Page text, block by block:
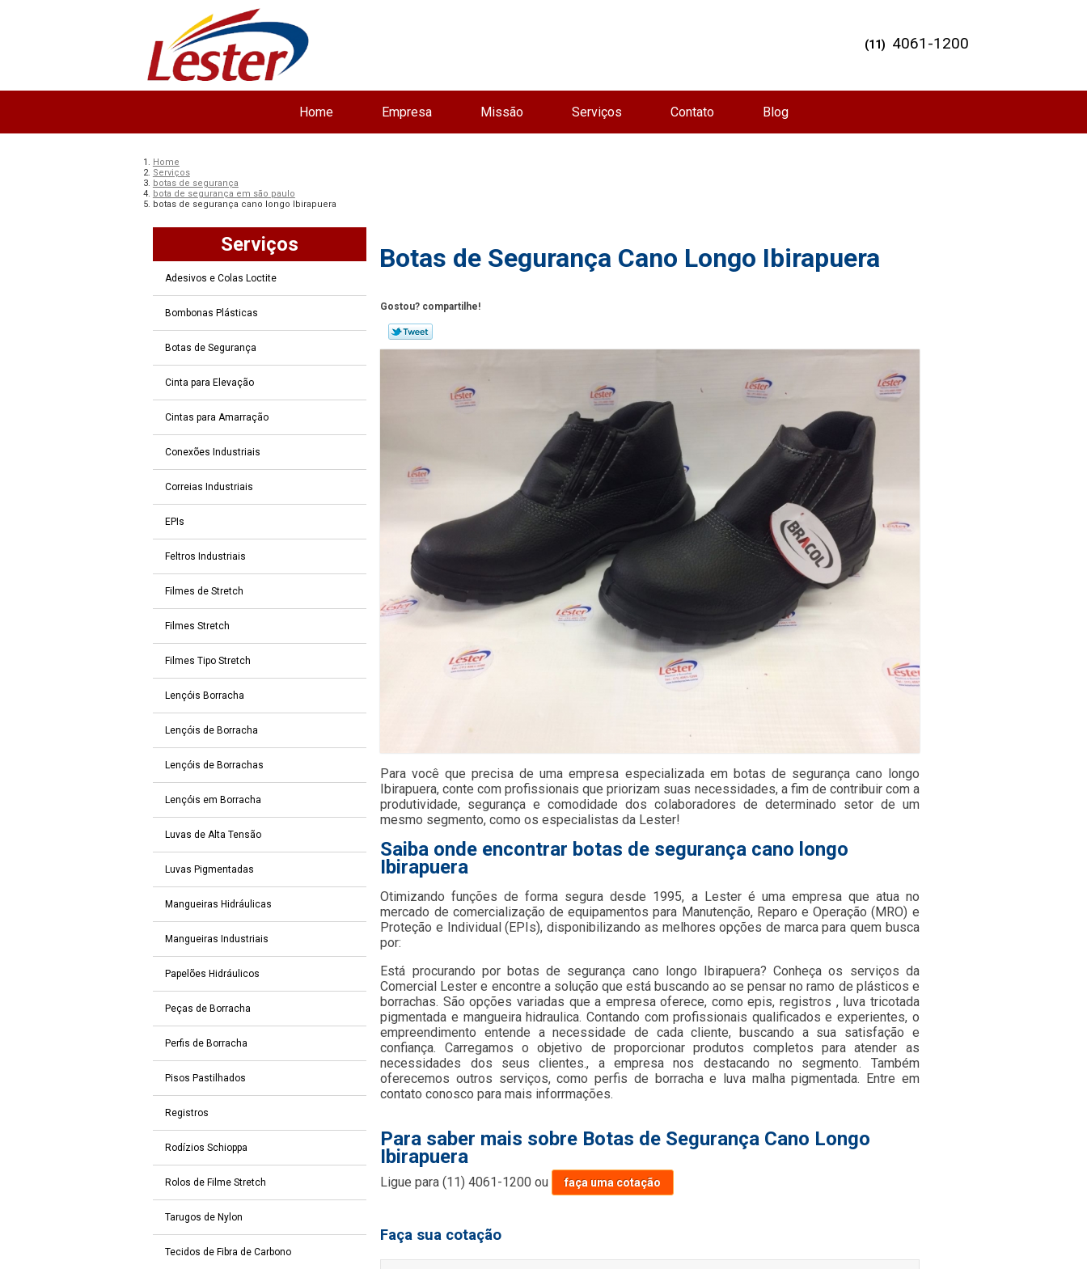
Home Empresa Missão Serviços Contato Blog
(11) 4061-1200
Home
Serviços
botas de segurança
bota de segurança em são paulo
botas de segurança cano longo Ibirapuera
Serviços
Adesivos e Colas Loctite
Bombonas Plásticas
Botas de Segurança
Cinta para Elevação
Cintas para Amarração
Conexões Industriais
Correias Industriais
EPIs
Feltros Industriais
Filmes de Stretch
Filmes Stretch
Filmes Tipo Stretch
Lençóis Borracha
Lençóis de Borracha
Lençóis de Borrachas
Lençóis em Borracha
Luvas de Alta Tensão
Luvas Pigmentadas
Mangueiras Hidráulicas
Mangueiras Industriais
Papelões Hidráulicos
Peças de Borracha
Perfis de Borracha
Pisos Pastilhados
Registros
Rodízios Schioppa
Rolos de Filme Stretch
Tarugos de Nylon
Tecidos de Fibra de Carbono
Botas de Segurança Cano Longo Ibirapuera
Gostou? compartilhe!
Para você que precisa de uma empresa especializada em botas de segurança cano longo
Ibirapuera, conte com profissionais que priorizam suas necessidades, a fim de contribuir com a
produtividade, segurança e comodidade dos colaboradores de determinado setor de um
mesmo segmento, como os especialistas da Lester!
Saiba onde encontrar botas de segurança cano longo
Ibirapuera
Otimizando funções de forma segura desde 1995, a Lester é uma empresa que atua no
mercado de comercialização de equipamentos para Manutenção, Reparo e Operação (MRO) e
Proteção e Individual (EPIs), disponibilizando as melhores opções de marca para quem busca
por:
Está procurando por botas de segurança cano longo Ibirapuera? Conheça os serviços da
Comercial Lester e encontre a solução que está buscando ao se pensar no ramo de plásticos e
borrachas. São opções variadas que a empresa oferece, como epis, registros , luva tricotada
pigmentada e mangueira hidraulica. Contando com profissionais qualificados e experientes, o
empreendimento entende a necessidade de cada cliente, buscando a sua satisfação e
confiança. Carregamos o objetivo de proporcionar produtos completos para atender as
necessidades dos seus clientes., a empresa nos destacando no segmento. Também
oferecemos outros serviços, como perfis de borracha e luva malha pigmentada. Entre em
contato conosco para mais inforrmações.
Para saber mais sobre Botas de Segurança Cano Longo
Ibirapuera
Ligue para(11) 4061-1200 ou faça uma cotação
Faça sua cotação